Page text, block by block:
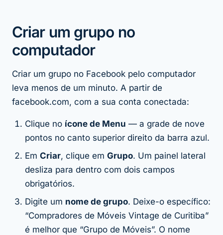
Criar um grupo no
computador
Criar um grupo no Facebook pelo computador
leva menos de um minuto. A partir de
facebook.com, com a sua conta conectada:
Clique no ícone de Menu — a grade de nove
pontos no canto superior direito da barra azul.
Em Criar, clique em Grupo. Um painel lateral
desliza para dentro com dois campos
obrigatórios.
Digite um nome de grupo. Deixe-o específico:
“Compradores de Móveis Vintage de Curitiba”
é melhor que “Grupo de Móveis”. O nome